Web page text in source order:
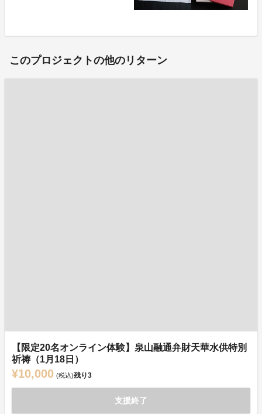
このプロジェクトの他のリターン
【限定20名オンライン体験】泉山融通弁財天華水供特別
祈祷（1月18日）
¥10,000 (税込)残り3
支援終了